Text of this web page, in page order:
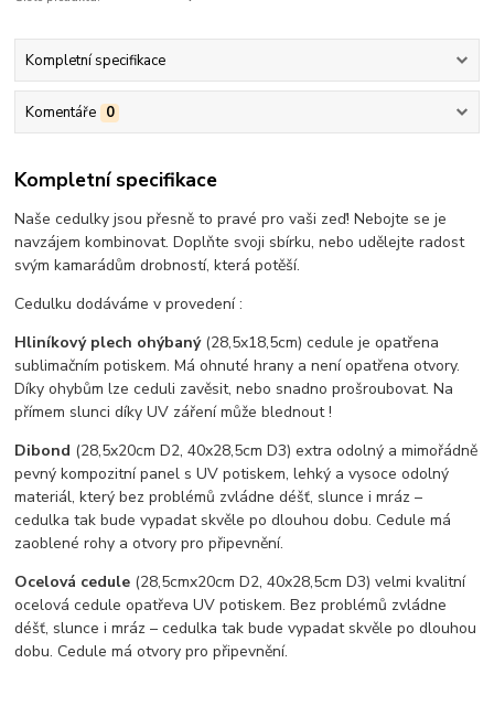
Kompletní specifikace
Komentáře 0
Kompletní specifikace
Naše cedulky jsou přesně to pravé pro vaši zeď! Nebojte se je
navzájem kombinovat. Doplňte svoji sbírku, nebo udělejte radost
svým kamarádům drobností, která potěší.
Cedulku dodáváme v provedení :
Hliníkový plech ohýbaný (28,5x18,5cm) cedule je opatřena
sublimačním potiskem. Má ohnuté hrany a není opatřena otvory.
Díky ohybům lze ceduli zavěsit, nebo snadno prošroubovat. Na
přímem slunci díky UV záření může blednout !
Dibond (28,5x20cm D2, 40x28,5cm D3) extra odolný a mimořádně
pevný kompozitní panel s UV potiskem, lehký a vysoce odolný
materiál, který bez problémů zvládne déšť, slunce i mráz –
cedulka tak bude vypadat skvěle po dlouhou dobu. Cedule má
zaoblené rohy a otvory pro připevnění.
Ocelová cedule (28,5cmx20cm D2, 40x28,5cm D3) velmi kvalitní
ocelová cedule opatřeva UV potiskem. Bez problémů zvládne
déšť, slunce i mráz – cedulka tak bude vypadat skvěle po dlouhou
dobu. Cedule má otvory pro připevnění.